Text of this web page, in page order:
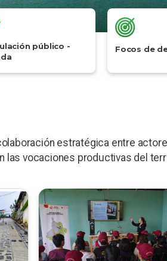
público -
Focos de
estratégica entre
las vocaciones productivas del